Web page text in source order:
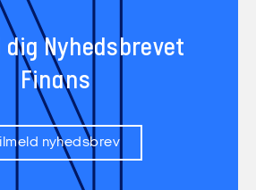
Nyhedsbrevet
Finans
nyhedsbrev